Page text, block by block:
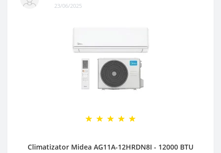
23/06/2025
Climatizator Midea AG11A-12HRDN8I - 12000 BTU